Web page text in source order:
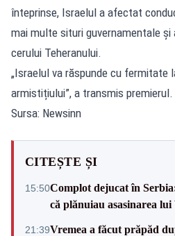
înteprinse, Israelul a afectat
mai multe situri guvernamentale
cerului Teheranului.
„Israelul va răspunde cu fermitate
armistițiului”, a transmis premierul.
Sursa: Newsinn
CITEȘTE ȘI
15:50Complot dejucat în
că plănuiau asasinarea lui
21:39Vremea a făcut prăpăd